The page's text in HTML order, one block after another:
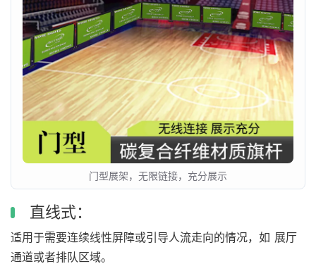
门型展架，无限链接，充分展示
直线式：
适用于需要连续线性屏障或引导人流走向的情况，如 展厅
通道或者排队区域。